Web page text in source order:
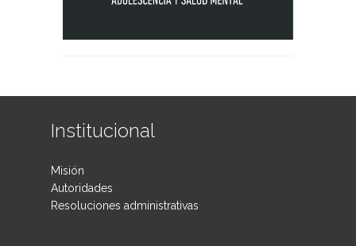
Institucional
Misión
Autoridades
Resoluciones administrativas